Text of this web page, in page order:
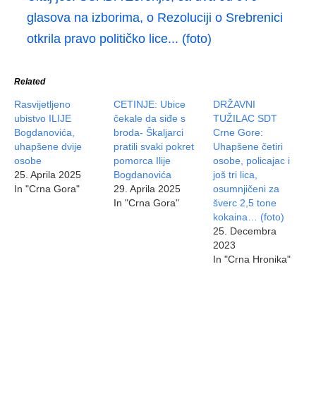
glasova na izborima, o Rezoluciji o Srebrenici
otkrila pravo političko lice... (foto)
Related
Rasvijetljeno
ubistvo ILIJE
Bogdanovića,
uhapšene dvije
osobe
25. Aprila 2025
In "Crna Gora"
CETINJE: Ubice
čekale da siđe s
broda- Škaljarci
pratili svaki pokret
pomorca Ilije
Bogdanovića
29. Aprila 2025
In "Crna Gora"
DRŽAVNI
TUŽILAC SDT
Crne Gore:
Uhapšene četiri
osobe, policajac i
još tri lica,
osumnjičeni za
šverc 2,5 tone
kokaina… (foto)
25. Decembra
2023
In "Crna Hronika"